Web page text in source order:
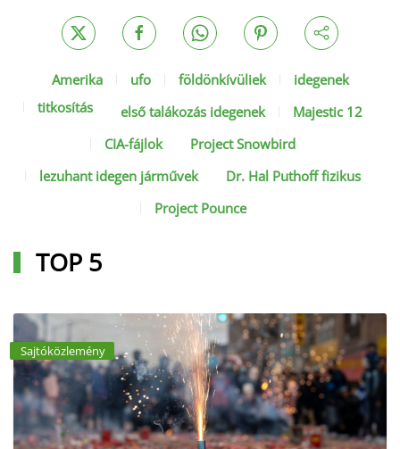
Amerika ufo földönkívüliek
idegenek
titkosítás
első talákozás idegenek
Majestic 12
CIA-fájlok
Project Snowbird
lezuhant idegen járművek
Dr. Hal Puthoff fizikus
Project Pounce
TOP 5
Sajtóközlemény